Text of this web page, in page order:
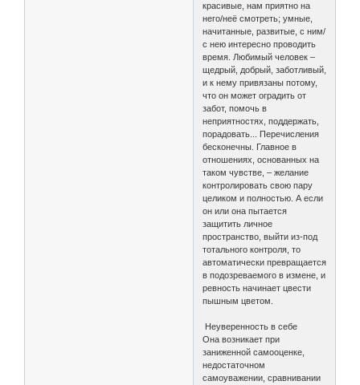
красивые, нам приятно на
него/неё смотреть; умные,
начитанные, развитые, с ним/
с нею интересно проводить
время. Любимый человек –
щедрый, добрый, заботливый,
и к нему привязаны потому,
что он может оградить от
забот, помочь в
неприятностях, поддержать,
порадовать... Перечисления
бесконечны. Главное в
отношениях, основанных на
таком чувстве, – желание
контролировать свою пару
целиком и полностью. А если
он или она пытается
защитить личное
пространство, выйти из-под
тотального контроля, то
автоматически превращается
в подозреваемого в измене, и
ревность начинает цвести
пышным цветом.
Неуверенность в себе
Она возникает при
заниженной самооценке,
недостаточном
самоуважении, сравнивании